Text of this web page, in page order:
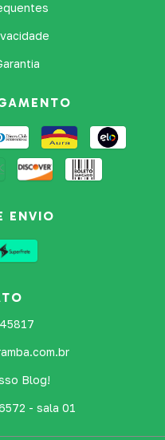
ENVIO
Blog!
- sala 01